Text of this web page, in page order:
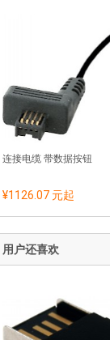
连接电缆 带数据按钮
¥1126.07 元起
用户还喜欢